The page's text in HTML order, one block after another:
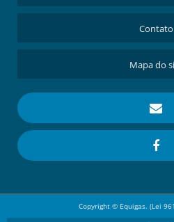
Contato
Mapa do
Copyright © Equigas. (Lei